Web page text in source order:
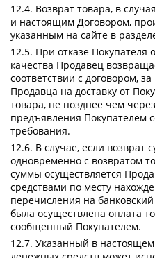
12.4. Возврат товара, в
и настоящим Договором,
указанным на сайте в
12.5. При отказе Покупателя
качества Продавец
соответствии с договором,
Продавца на доставку от
товара, не позднее чем
предъявления Покупателем
требования.
12.6. В случае, если возврат
одновременно с возвратом
суммы осуществляется
средствами по месту
перечисления на
была осуществлена оплата
сообщенный Покупателем.
12.7. Указанный в настоящем